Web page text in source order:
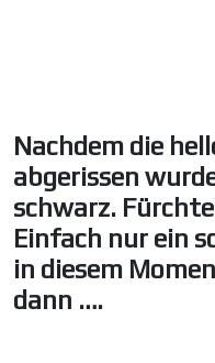
Nachdem die
abgerissen
schwarz.
Einfach nur ein
in diesem
dann ….